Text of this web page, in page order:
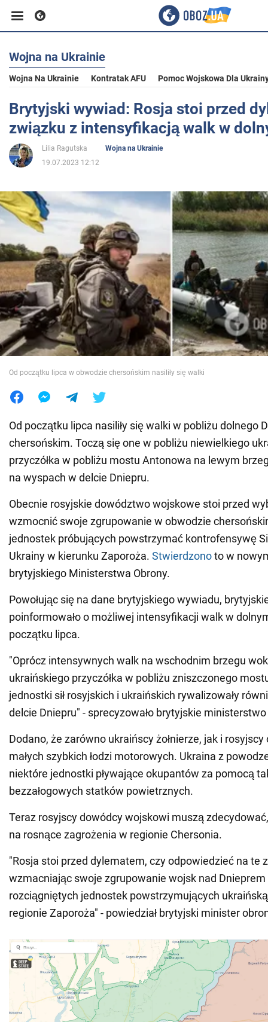
Biznes
Sport
Rozrywka
Polityka
Społeczeństwo
Wojna na Ukrainie
Świat
Jedzenie
Wojna na Ukrainie
Wojna Na Ukrainie Kontratak AFU Pomoc Wojskowa Dla
Brytyjski wywiad: Rosja stoi przed
związku z intensyfikacją walk w
Lilia Ragutska
Wojna na Ukrainie
19.07.2023 12:12
Od początku lipca w obwodzie chersońskim nasiliły się walki
Od początku lipca nasiliły się walki w pobliżu dolnego
chersońskim. Toczą się one w pobliżu niewielkiego
przyczółka w pobliżu mostu Antonowa na lewym
na wyspach w delcie Dniepru.
Obecnie rosyjskie dowództwo wojskowe stoi przed
wzmocnić swoje zgrupowanie w obwodzie
jednostek próbujących powstrzymać kontrofensywę
Ukrainy w kierunku Zaporoża. Stwierdzonoto w
brytyjskiego Ministerstwa Obrony.
Powołując się na dane brytyjskiego wywiadu,
poinformowało o możliwej intensyfikacji walk w
początku lipca.
"Oprócz intensywnych walk na wschodnim brzegu
ukraińskiego przyczółka w pobliżu zniszczonego
jednostki sił rosyjskich i ukraińskich rywalizowały
delcie Dniepru" - sprecyzowało brytyjskie
Dodano, że zarówno ukraińscy żołnierze, jak i
małych szybkich łodzi motorowych. Ukraina z
niektóre jednostki pływające okupantów za pomocą
bezzałogowych statków powietrznych.
Teraz rosyjscy dowódcy wojskowi muszą
na rosnące zagrożenia w regionie Chersonia.
"Rosja stoi przed dylematem, czy odpowiedzieć na te
wzmacniając swoje zgrupowanie wojsk nad
rozciągniętych jednostek powstrzymujących
regionie Zaporoża" - powiedział brytyjski minister